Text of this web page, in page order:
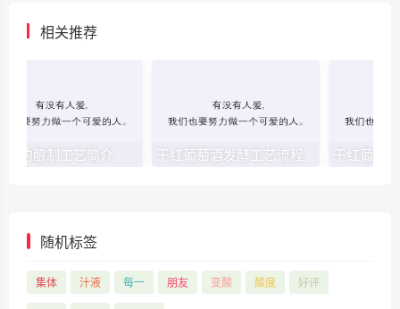
相关推荐
酒的酿制工艺简介 干红葡萄酒发酵工艺流程 干红葡萄
随机标签
集体 汁液 每一 朋友 变酸 酸度 好评